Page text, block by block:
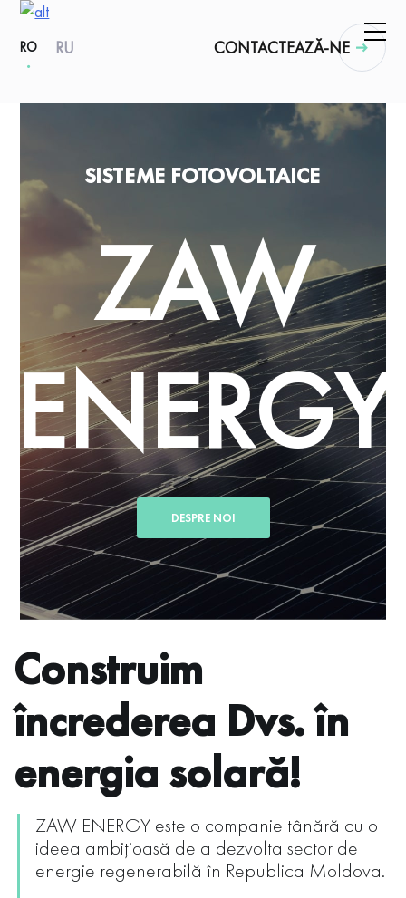
RO RU CONTACTEAZĂ-NE
SISTEME FOTOVOLTAICE
ZAW
ENERGY
DESPRE NOI
Construim
încrederea Dvs. în
energia solară!
ZAW ENERGY este o companie tânără cu o
ideea ambițioasă de a dezvolta sector de
energie regenerabilă în Republica Moldova.